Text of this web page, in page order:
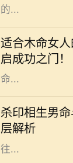
的...
适合木命女
启成功之门！
木命女人在五行
力，她们通常
造精神，适合从
询等相关的行业
命...
杀印相生男
层解析
在命理学中，男
个重要的话题
命。这种命格的
印绶相生，意味
往...
在中华文化中，